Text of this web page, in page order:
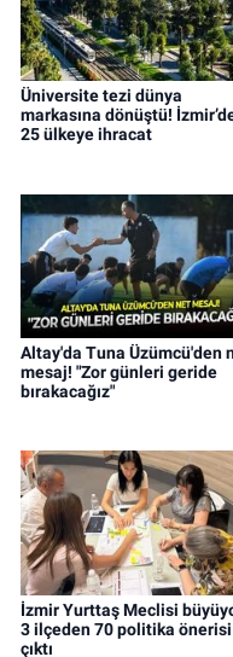
Üniversite tezi dünya
markasına dönüştü!
25 ülkeye ihracat
Altay'da Tuna Üzümcü'den
mesaj! "Zor günleri geride
bırakacağız"
İzmir Yurttaş Meclisi
3 ilçeden 70 politika önerisi
çıktı